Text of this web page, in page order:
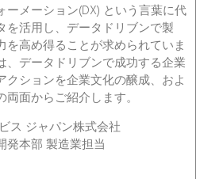
ーメーション(DX) という言葉に代
を活用し、データドリブンで製
を高め得ることが求められていま
、データドリブンで成功する企業
クションを企業文化の醸成、およ
面からご紹介します。
ス ジャパン株式会社
発本部 製造業担当